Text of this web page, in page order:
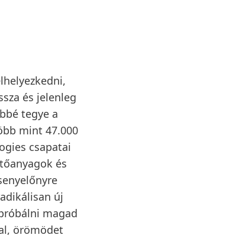
és jelenleg
tegye a
mint 47.000
csapatai
és
új
magad
örömödet